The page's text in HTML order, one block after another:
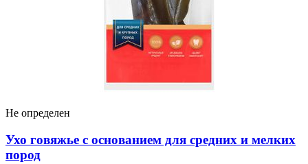
Brit Premium корм для собак всех пород, с
чувствительным пищеварением, с ягненком и
1 продавец